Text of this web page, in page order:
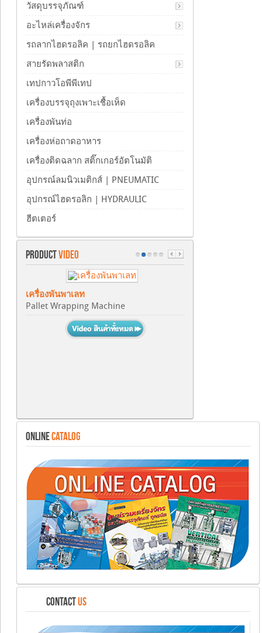
วัสดุบรรจุภัณฑ์
อะไหล่เครื่องจักร
รถลากไฮดรอลิค | รถยกไฮดรอลิค
สายรัดพลาสติก
เทปกาวโอพีพีเทป
เครื่องบรรจุถุงเพาะเชื้อเห็ด
เครื่องพันท่อ
เครื่องห่อถาดอาหาร
เครื่องติดฉลาก สติ๊กเกอร์อัตโนมัติ
อุปกรณ์ลมนิวเมติกส์ | PNEUMATIC
อุปกรณ์ไฮดรอลิก | HYDRAULIC
ฮีตเตอร์
PRODUCTVIDEO
เครื่องพันพาเลท
Pallet Wrapping Machine
ONLINECATALOG
CONTACTUS